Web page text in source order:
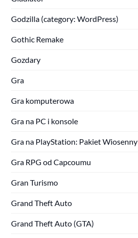
Godzilla (category: WordPress)
Gothic Remake
Gozdary
Gra
Gra komputerowa
Gra na PC i konsole
Gra na PlayStation: Pakiet Wiosenny
Gra RPG od Capcoumu
Gran Turismo
Grand Theft Auto
Grand Theft Auto (GTA)